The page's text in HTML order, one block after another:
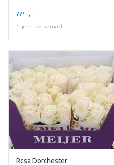
??? -,--
Cijena po komadu
Rosa Dorchester